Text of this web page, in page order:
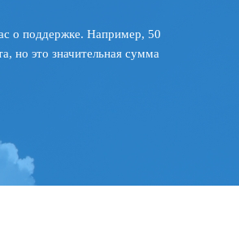
о поддержке. Например, 50
но это значительная сумма